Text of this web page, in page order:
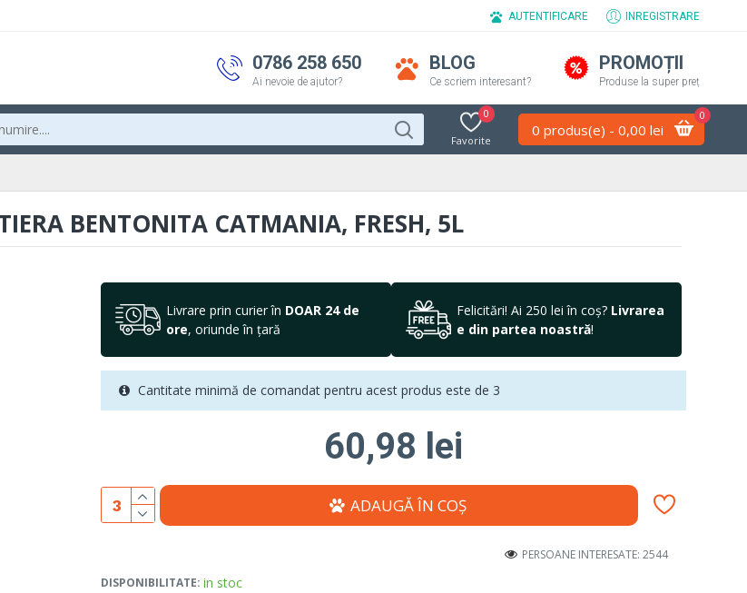
AUTENTIFICARE INREGISTRARE
0786 258 650
Ai nevoie de ajutor?
BLOG
Ce scriem interesant?
PROMOȚII
Produse la super preț
Favorite
0
0 produs(e) - 0,00 lei
0
BENTONITA CATMANIA, FRESH, 5L
Livrare prin curier în DOAR 24 de
ore, oriunde în țară
Felicitări! Ai 250 lei în coș? Livrarea
e din partea noastră!
DISPONIBILITATE: in stoc
PERSOANE INTERESATE: 2544
60,98 lei
ADAUGĂ ÎN COŞ
Cantitate minimă de comandat pentru acest produs este de 3